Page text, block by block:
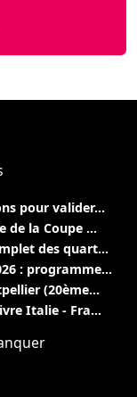
pour valider...
de la Coupe ...
des quart...
: programme...
(20ème...
Italie - Fra...